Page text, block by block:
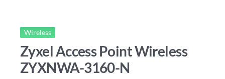
Wireless
Zyxel Access Point Wireless
ZYXNWA-3160-N